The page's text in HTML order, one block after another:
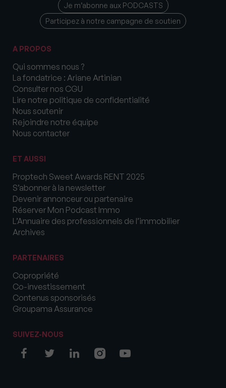
Je m’abonne aux PODCASTS
Participez à notre campagne de soutien
A PROPOS
Qui sommes nous ?
La fondatrice : Ariane Artinian
Consulter nos CGU
Lire notre politique de confidentialité
Nous soutenir
Rejoindre notre équipe
Nous contacter
ET AUSSI
Proptech Sweet Awards RENT 2025
S’abonner à la newsletter
Devenir annonceur ou partenaire
Réserver Mon Podcast Immo
L’Annuaire des professionnels de l’immobilier
Archives
PARTENAIRES
Copropriété
Co-investissement
Contenus sponsorisés
Groupama Assurance
SUIVEZ-NOUS